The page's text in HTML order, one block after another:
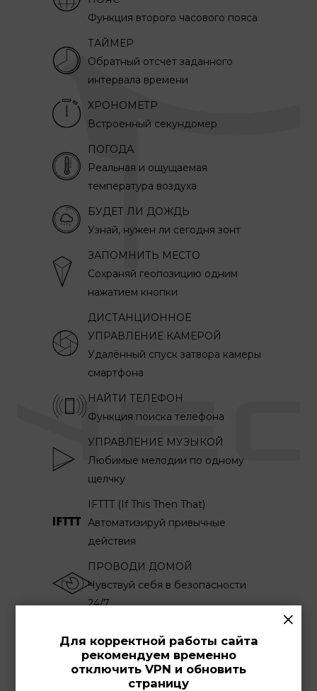
Функция второго часового пояса
ТАЙМЕР
Обратный отсчет заданного
интервала времени
ХРОНОМЕТР
Встроенный секундомер
ПОГОДА
Реальная и ощущаемая
температура воздуха
БУДЕТ ЛИ ДОЖДЬ
Узнай, нужен ли сегодня зонт
ЗАПОМНИТЬ МЕСТО
Сохраняй геопозицию одним
нажатием кнопки
ДИСТАНЦИОННОЕ
УПРАВЛЕНИЕ КАМЕРОЙ
Удалённый спуск затвора камеры
смартфона
НАЙТИ ТЕЛЕФОН
Функция поиска телефона
УПРАВЛЕНИЕ МУЗЫКОЙ
Любимые мелодии по одному
щелчку
IFTTT (If This Then That)
Автоматизируй привычные
действия
ПРОВОДИ ДОМОЙ
Чувствуй себя в безопасности
24/7
Коллекция Jaguar Connected — это наручные часы с
×
Для корректной работы сайта
рекомендуем временно
отключить VPN и обновить
страницу